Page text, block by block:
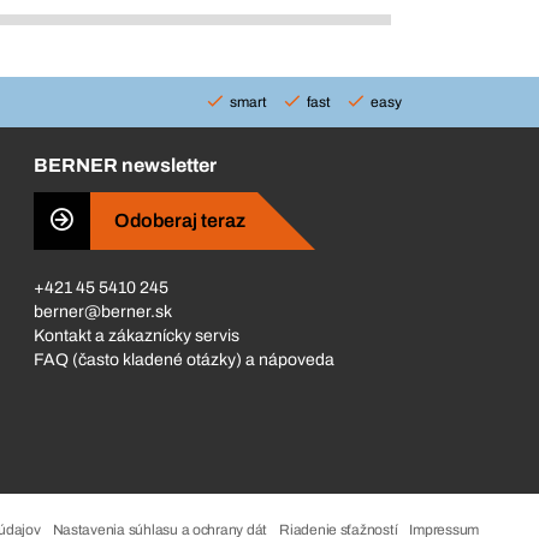
smart fast easy
BERNER newsletter
Odoberaj teraz
+421 45 5410 245
berner@berner.sk
Kontakt a zákaznícky servis
FAQ (často kladené otázky) a nápoveda
Nastavenia súhlasu a ochrany dát Riadenie sťažností Impressum